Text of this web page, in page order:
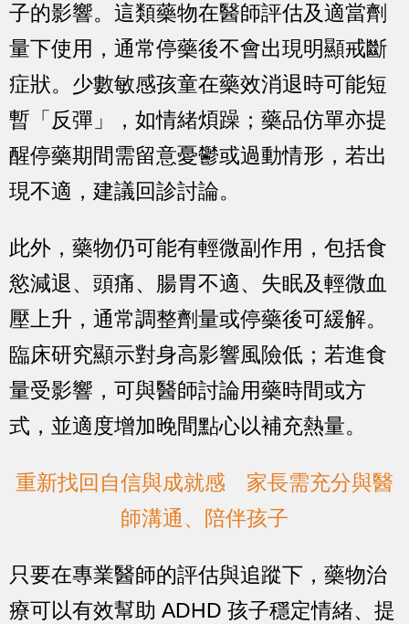
子的影響。這類藥物在醫師評估及適當劑
量下使用，通常停藥後不會出現明顯戒斷
症狀。少數敏感孩童在藥效消退時可能短
暫「反彈」，如情緒煩躁；藥品仿單亦提
醒停藥期間需留意憂鬱或過動情形，若出
現不適，建議回診討論。
此外，藥物仍可能有輕微副作用，包括食
慾減退、頭痛、腸胃不適、失眠及輕微血
壓上升，通常調整劑量或停藥後可緩解。
臨床研究顯示對身高影響風險低；若進食
量受影響，可與醫師討論用藥時間或方
式，並適度增加晚間點心以補充熱量。
重新找回自信與成就感 家長需充分與醫
師溝通、陪伴孩子
只要在專業醫師的評估與追蹤下，藥物治
療可以有效幫助 ADHD 孩子穩定情緒、提